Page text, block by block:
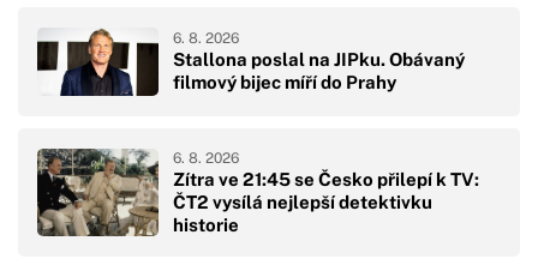
Stallona poslal na JIPku. Obávaný
filmový bijec míří do Prahy
6. 8. 2026
Zítra ve 21:45 se Česko přilepí k TV:
ČT2 vysílá nejlepší detektivku
historie
6. 8. 2026